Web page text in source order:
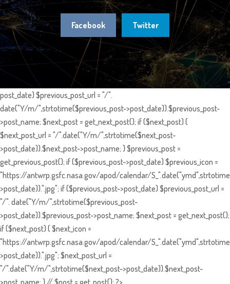
Facebook Twitter
post_date) $previous_post_url = "/".
date("Y/m/",strtotime($previous_post->post_date)).$previous_post-
>post_name; $next_post = get_next_post(); if ($next_post) {
$next_post_url = "/".date("Y/m/",strtotime($next_post-
>post_date)).$next_post->post_name; } $previous_post =
get_previous_post(); if ($previous_post->post_date) $previous_icon =
"https://antwrp.gsfc.nasa.gov/apod/calendar/
>post_date)).".jpg"; if ($previous_post->post_date) $previous_post_url =
"/". date("Y/m/",strtotime($previous_post-
>post_date)).$previous_post->post_name; $next_post = get_next_post();
if ($next_post) { $next_icon =
"https://antwrp.gsfc.nasa.gov/apod/calendar/
>post_date)).".jpg"; $next_post_url =
"/".date("Y/m/",strtotime($next_post->post_date)).$next_post-
>post_name; } // $post = get_post(); ?>